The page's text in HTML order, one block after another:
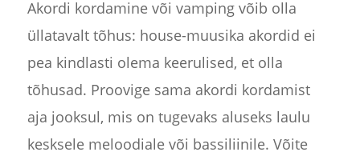
Akordi kordamine või vamping võib olla
üllatavalt tõhus: house-muusika akordid ei
pea kindlasti olema keerulised, et olla
tõhusad. Proovige sama akordi kordamist
aja jooksul, mis on tugevaks aluseks laulu
kesksele meloodiale või bassiliinile. Võite